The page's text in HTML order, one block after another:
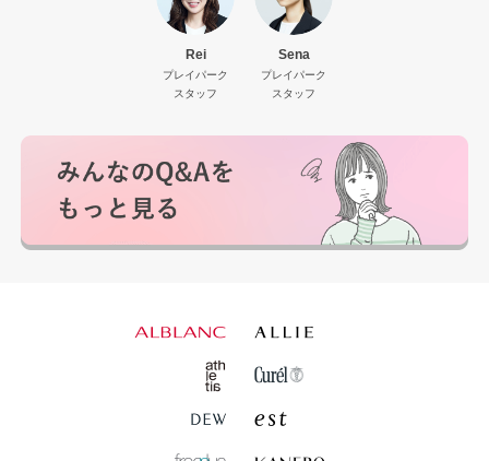
Rei
プレイパーク
スタッフ
Sena
プレイパーク
スタッフ